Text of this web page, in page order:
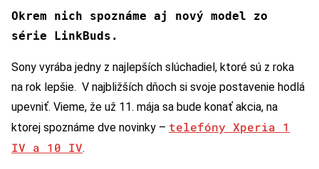
Okrem nich spoznáme aj nový model zo
série LinkBuds.
Sony vyrába jedny z najlepších slúchadiel, ktoré sú z roka
na rok lepšie. V najbližších dňoch si svoje postavenie hodlá
upevniť. Vieme, že už 11. mája sa bude konať akcia, na
ktorej spoznáme dve novinky – telefóny Xperia 1
IV a 10 IV.